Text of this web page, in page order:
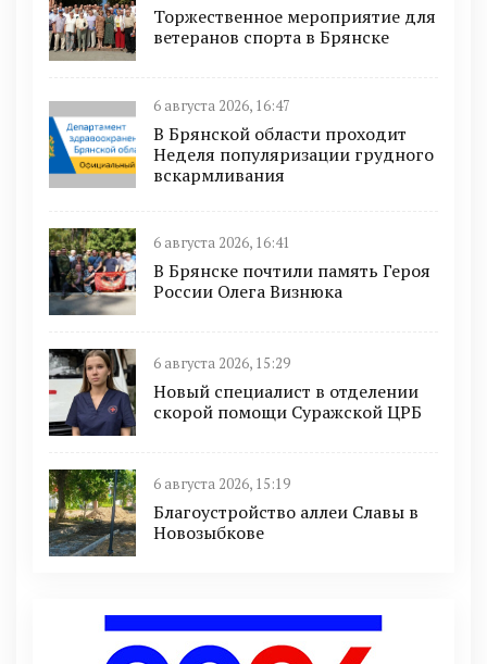
Торжественное мероприятие для
ветеранов спорта в Брянске
6 августа 2026, 16:47
В Брянской области проходит
Неделя популяризации грудного
вскармливания
6 августа 2026, 16:41
В Брянске почтили память Героя
России Олега Визнюка
6 августа 2026, 15:29
Новый специалист в отделении
скорой помощи Суражской ЦРБ
6 августа 2026, 15:19
Благоустройство аллеи Славы в
Новозыбкове